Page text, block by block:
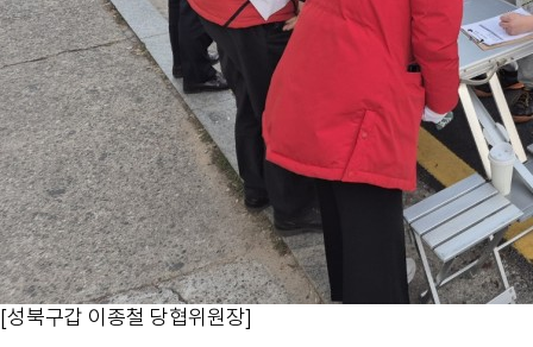
[성북구갑 이종철 당협위원장]